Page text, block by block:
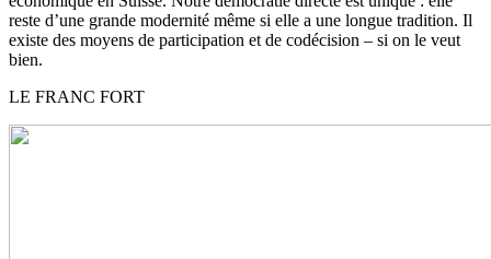
reste d’une grande modernité même si elle a une longue tradition. Il
existe des moyens de participation et de codécision – si on le veut
bien.
LE FRANC FORT